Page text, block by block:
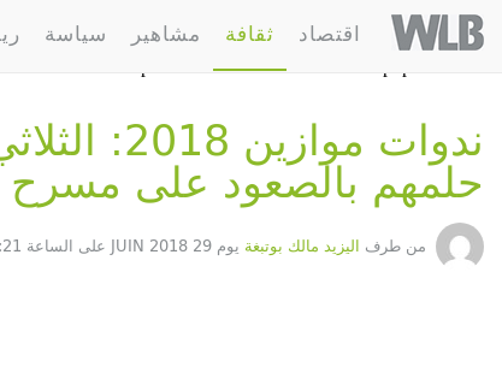
Welovebuzz
اقتصاد ثقافة مشاهير سياسة
%d8%b9%d9%85%d8%a7%d9%86-
stream: HTTP request failed! HTTP/1.1 400 Bad Request in
welovebu/ar/wp-content/themes/wlb/functions.php on line 296
ندوات
حلمهم بالصعود على مسرح
من طرف اليزيد مالك بوتبغة يوم 29 JUIN 2018 على الساعة 18:21 - 376 مشاركة